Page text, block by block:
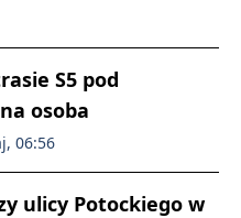
S5 pod
osoba
06:56
ulicy Potockiego w